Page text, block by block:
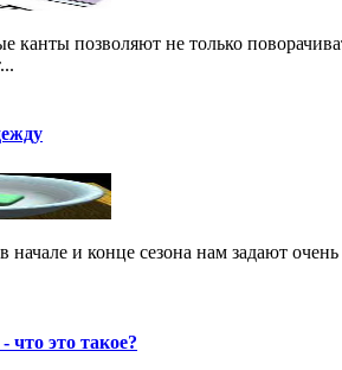
канты позволяют не только
начале и конце сезона нам задают
что это такое?